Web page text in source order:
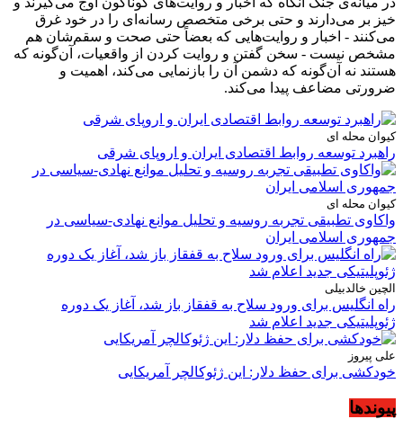
خیز بر می‌دارند و حتی برخی متخصص رسانه‌ای را در خود غرق
می‌کنند - اخبار و روایت‌هایی که بعضاً حتی صحت و سقم‌شان هم
مشخص نیست - سخن گفتن و روایت کردن از واقعیات، آن‌گونه که
هستند نه آن‌گونه که دشمن آن را بازنمایی می‌کند، اهمیت و
ضرورتی مضاعف پیدا می‌کند.
کیوان محله ای
راهبرد توسعه روابط اقتصادی ایران و اروپای شرقی
کیوان محله ای
واکاوی تطبیقی تجربه روسیه و تحلیل موانع نهادی-سیاسی در
جمهوری اسلامی ایران
الچین خالدبیلی
راه انگلیس برای ورود سلاح به قفقاز باز شد، آغاز یک دوره
ژئوپلیتیکی جدید اعلام شد
علی پیروز
خودکشی برای حفظ دلار: این ژئوکالچر آمریکایی
پیوندها